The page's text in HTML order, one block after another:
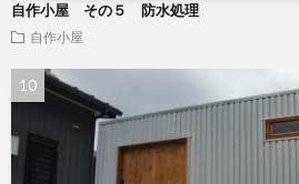
自作小屋 その５ 防水処理
自作小屋